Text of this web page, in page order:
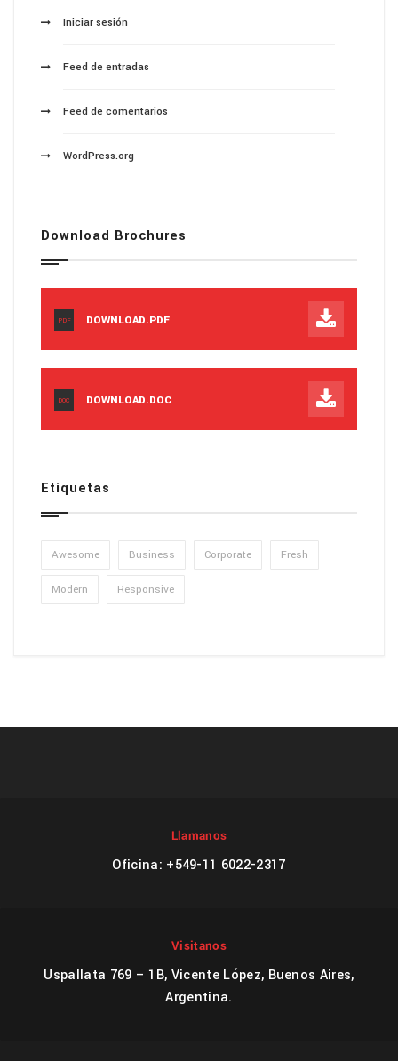
Iniciar sesión
Feed de entradas
Feed de comentarios
WordPress.org
Download Brochures
PDF DOWNLOAD.PDF
DOC DOWNLOAD.DOC
Etiquetas
Awesome Business Corporate Fresh
Modern Responsive
Llamanos
Oficina: +549-11 6022-2317
Visitanos
Uspallata 769 – 1B, Vicente López, Buenos Aires,
Argentina.